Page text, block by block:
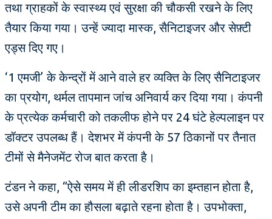
तथा ग्राहकों के स्वास्थ्य एवं सुरक्षा की चौकसी रखने के लिए
तैयार किया गया। उन्हें ज्यादा मास्क, सैनिटाइजर और सेफ़्टी
एड्स दिए गए।
‘1 एमजी’ के केन्द्रों में आने वाले हर व्यक्ति के लिए सैनिटाइजर
का प्रयोग, थर्मल तापमान जांच अनिवार्य कर दिया गया। कंपनी
के प्रत्येक कर्मचारी को तकलीफ होने पर 24 घंटे हेल्पलाइन पर
डॉक्टर उपलब्ध हैं। देशभर में कंपनी के 57 ठिकानों पर तैनात
टीमों से मैनेजमेंट रोज बात करता है।
टंडन ने कहा, “ऐसे समय में ही लीडरशिप का इम्तहान होता है,
उसे अपनी टीम का हौसला बढ़ाते रहना होता है। उपभोक्ता,